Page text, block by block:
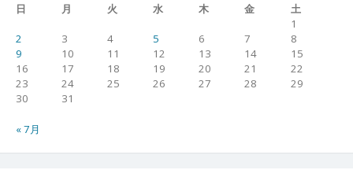
日
月 火 水 木 金
土
1
2
3 4 5 6 7
8
9
10 11 12 13 14
15
16
17 18 19 20 21
22
23
24 25 26 27 28
29
30
31
« 7月